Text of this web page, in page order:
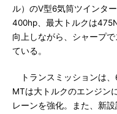
ル）のV型6気筒ツインタ
400hp、最大トルクは
向上しながら、シャープ
ている。
トランスミッションは、
MTは大トルクのエンジン
レーンを強化。また、新